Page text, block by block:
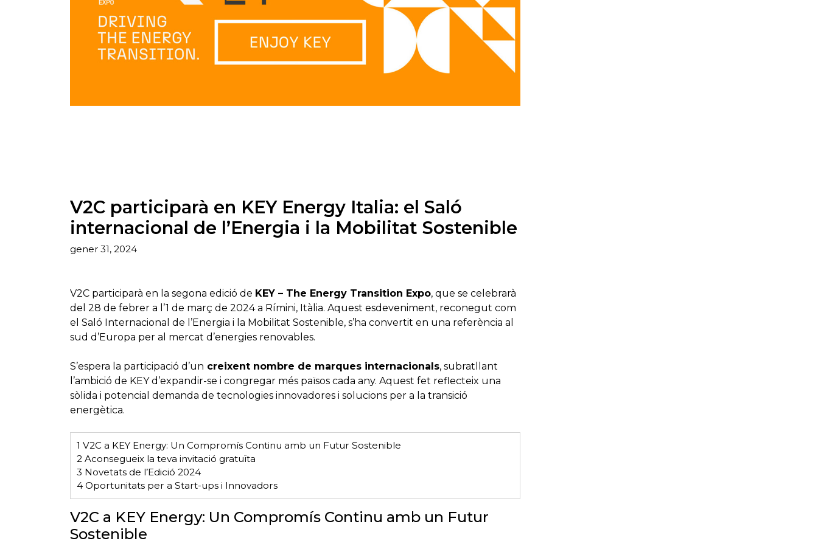
V2C participarà en KEY Energy Italia: el Saló
internacional de l’Energia i la Mobilitat Sostenible
gener 31, 2024
V2C participarà en la segona edició de KEY – The Energy Transition Expo, que se celebrarà
del 28 de febrer a l’1 de març de 2024 a Rímini, Itàlia. Aquest esdeveniment, reconegut com
el Saló Internacional de l’Energia i la Mobilitat Sostenible, s’ha convertit en una referència al
sud d’Europa per al mercat d’energies renovables.
S’espera la participació d’un creixent nombre de marques internacionals, subratllant
l’ambició de KEY d’expandir-se i congregar més països cada any. Aquest fet reflecteix una
sòlida i potencial demanda de tecnologies innovadores i solucions per a la transició
energètica.
1 V2C a KEY Energy: Un Compromís Continu amb un Futur Sostenible
2Aconsegueix la teva invitació gratuïta
3 Novetats de l’Edició 2024
4Oportunitats per a Start-ups i Innovadors
V2C a KEY Energy: Un Compromís Continu amb un Futur
Sostenible